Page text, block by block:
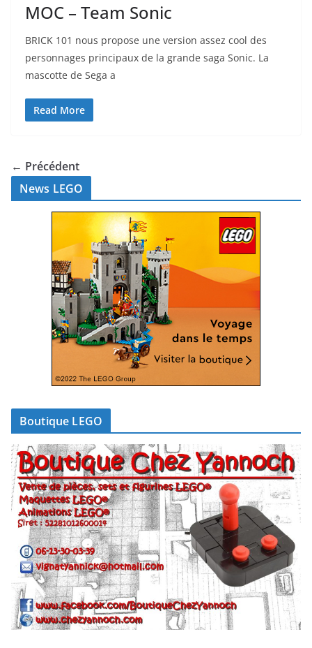
MOC – Team Sonic
BRICK 101 nous propose une version assez cool des
personnages principaux de la grande saga Sonic. La
mascotte de Sega a
Read More
← Précédent
News LEGO
Boutique LEGO